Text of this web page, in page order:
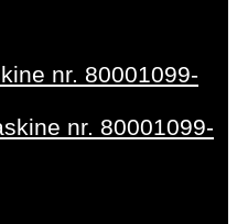
nr. 80001099-
nr. 80001099-